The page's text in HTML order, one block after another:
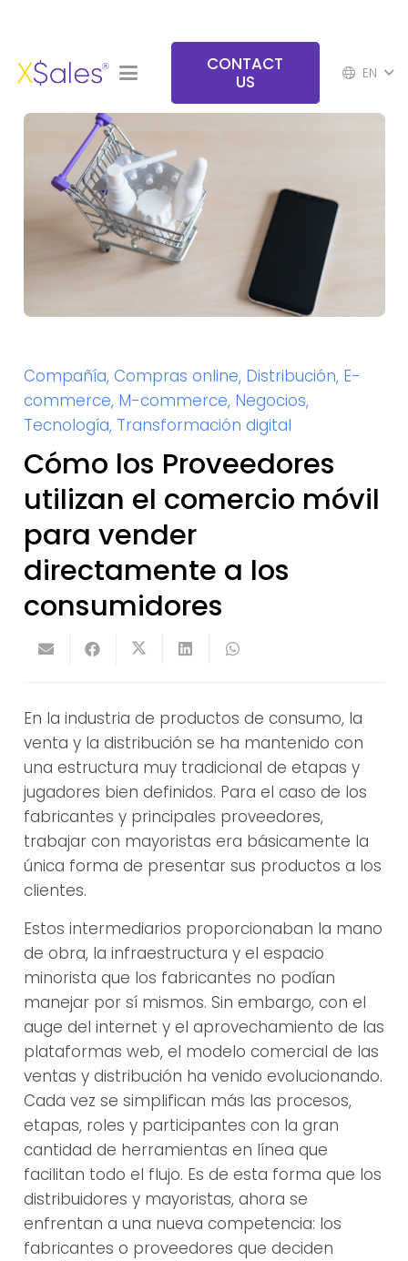
CONTACT
US
EN
Compañía, Compras online, Distribución, E-
commerce, M-commerce, Negocios,
Tecnología, Transformación digital
Cómo los Proveedores
utilizan el comercio móvil
para vender
directamente a los
consumidores
En la industria de productos de consumo, la
venta y la distribución se ha mantenido con
una estructura muy tradicional de etapas y
jugadores bien definidos. Para el caso de los
fabricantes y principales proveedores,
trabajar con mayoristas era básicamente la
única forma de presentar sus productos a los
clientes.
Estos intermediarios proporcionaban la mano
de obra, la infraestructura y el espacio
minorista que los fabricantes no podían
manejar por sí mismos. Sin embargo, con el
auge del internet y el aprovechamiento de las
plataformas web, el modelo comercial de las
ventas y distribución ha venido evolucionando.
Cada vez se simplifican más las procesos,
etapas, roles y participantes con la gran
cantidad de herramientas en línea que
facilitan todo el flujo. Es de esta forma que los
distribuidores y mayoristas, ahora se
enfrentan a una nueva competencia: los
fabricantes o proveedores que deciden